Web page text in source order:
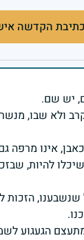
כתיבת הקדשה
ולא שבו,
להיות,
הזכות
הגעגוע